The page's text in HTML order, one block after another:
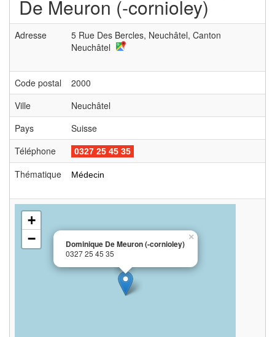
De Meuron (-cornioley)
Adresse
5 Rue Des Bercles, Neuchâtel, Canton
Neuchâtel
Code postal
2000
Ville
Neuchâtel
Pays
Suisse
Téléphone
0327 25 45 35
Thématique Médecin
Dominique De Meuron (-cornioley)
0327 25 45 35
×
+
−